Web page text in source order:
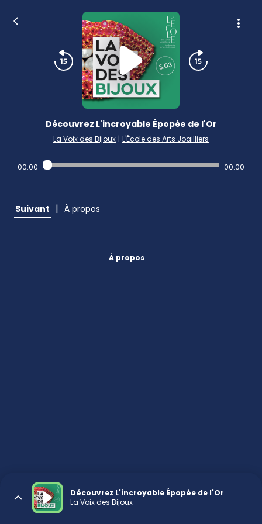
Découvrez L'incroyable Épopée de l'Or
La Voix des Bijoux | L'École des Arts Joailliers
00:00 00:00
Suivant | À propos
À propos
Découvrez L'incroyable Épopée de l'Or
La Voix des Bijoux